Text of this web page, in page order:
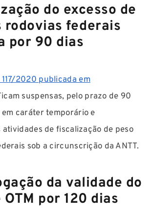
do excesso de
rodovias federais
por 90 dias
2020 publicada em
suspensas, pelo prazo de 90
caráter temporário e
atividades de fiscalização de peso
sob a circunscrição da ANTT.
da validade do
OTM por 120 dias